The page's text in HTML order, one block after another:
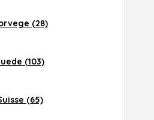
(28)
(103)
(65)